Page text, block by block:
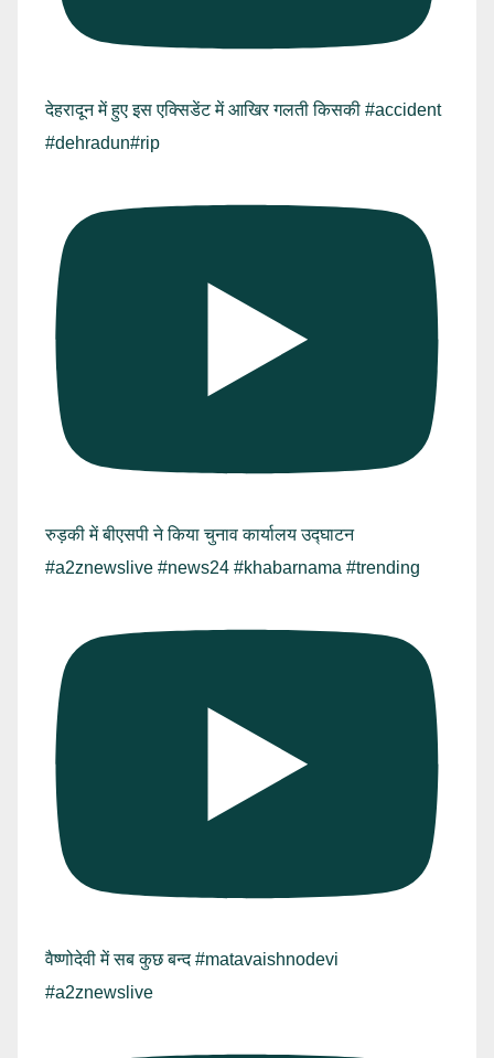
देहरादून में हुए इस एक्सिडेंट में आखिर गलती किसकी #accident
#dehradun#rip
रुड़की में बीएसपी ने किया चुनाव कार्यालय उद्घाटन
#a2znewslive #news24 #khabarnama #trending
वैष्णोदेवी में सब कुछ बन्द #matavaishnodevi
#a2znewslive